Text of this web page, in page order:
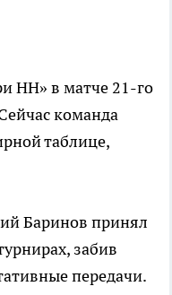
НН» в матче 21-го
команда
таблице,
Баринов принял
забив
передачи.